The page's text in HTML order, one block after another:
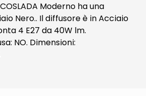
Moderno ha una
Nero.. Il diffusore è in Acciaio
4 E27 da 40W lm.
NO. Dimensioni: